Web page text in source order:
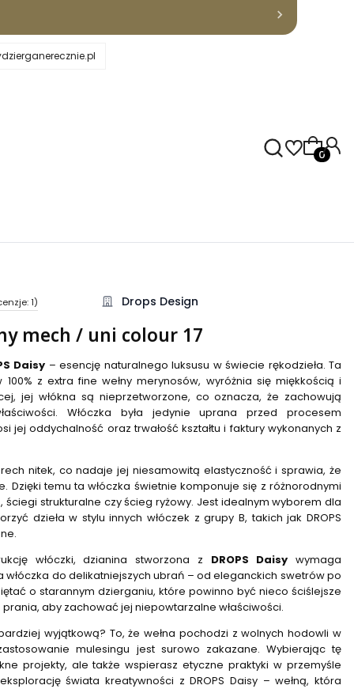
1)
Opinie
Drops Design
mech / uni colour 17
Daisy – esencję naturalnego luksusu w świecie rękodzieła. Ta
z extra fine wełny merynosów, wyróżnia się miękkością i
jej włókna są nieprzetworzone, co oznacza, że zachowują
Włóczka była jedynie uprana przed procesem
jej oddychalność oraz trwałość kształtu i faktury wykonanych z
nitek, co nadaje jej niesamowitą elastyczność i sprawia, że
Dzięki temu ta włóczka świetnie komponuje się z różnorodnymi
ściegi strukturalne czy ścieg ryżowy. Jest idealnym wyborem dla
dzieła w stylu innych włóczek z grupy B, takich jak DROPS
włóczki, dzianina stworzona z DROPS Daisy wymaga
włóczka do delikatniejszych ubrań – od eleganckich swetrów po
o starannym dzierganiu, które powinno być nieco ściślejsze
aby zachować jej niepowtarzalne właściwości.
wyjątkową? To, że wełna pochodzi z wolnych hodowli w
mulesingu jest surowo zakazane. Wybierając tę
projekty, ale także wspierasz etyczne praktyki w przemyśle
świata kreatywności z DROPS Daisy – wełną, która